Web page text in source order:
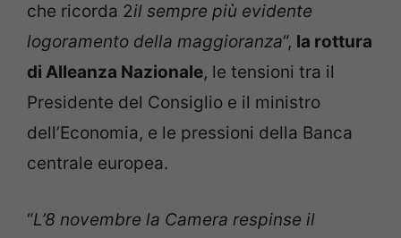
che ricorda 2il sempre più evidente
logoramento della maggioranza“, la rottura
di Alleanza Nazionale, le tensioni tra il
Presidente del Consiglio e il ministro
dell’Economia, e le pressioni della Banca
centrale europea.
“L’8 novembre la Camera respinse il